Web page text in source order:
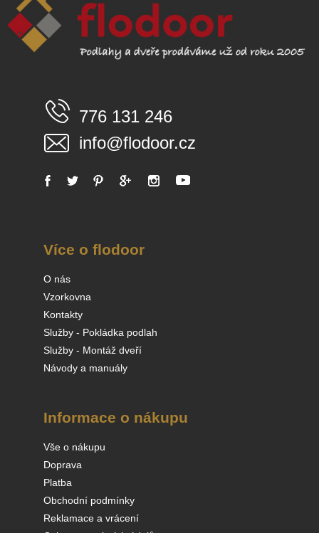
776 131 246
info@flodoor.cz
Více o flodoor
O nás
Vzorkovna
Kontakty
Služby - Pokládka podlah
Služby - Montáž dveří
Návody a manuály
Informace o nákupu
Vše o nákupu
Doprava
Platba
Obchodní podmínky
Reklamace a vrácení